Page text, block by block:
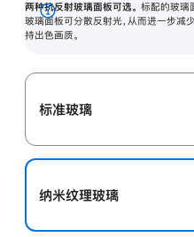
两种抗反射玻璃面板可选。 标配的玻璃
玻璃面板可分散反射光，从而进一步减
持出色画质。
展
开
标准玻璃
纳米纹理玻璃